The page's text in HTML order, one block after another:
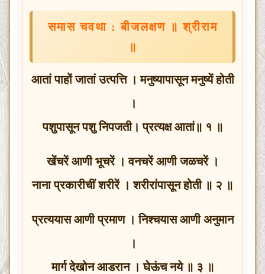
समास चवथा : बीजलक्षण ॥ श्रीराम
॥
आतां पाहों जातां उत्पत्ति । मनुष्यापासून मनुष्यें होती
।
पशुपासून पशु निपजती। प्रत्यक्ष आतां॥ १ ॥
खेंचरें आणी भूचरें । वनचरें आणी जळचरें ।
नाना प्रकारीचीं शरीरें । शरीरांपासून होती ॥ २ ॥
प्रत्ययास आणी प्रमाण । निश्चयास आणी अनुमान
।
मार्ग देखोन आडरान । घेऊंच नये ॥ ३ ॥